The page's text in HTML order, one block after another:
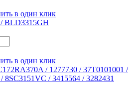
в один клик
BLD3315GH
в один клик
/ 1277730 / 37T0101001 /
8SC3151VC / 3415564 / 3282431